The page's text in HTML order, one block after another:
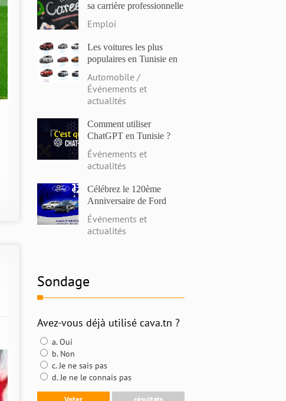
sa carrière professionnelle
Emploi
Les voitures les plus
populaires en Tunisie en
prix et des caractéristiques
Automobile /
Événements et
actualités
Comment utiliser
ChatGPT en Tunisie ?
Événements et
actualités
Célébrez le 120ème
Anniversaire de Ford
avec Alpha Ford en
Tunisie : Profitez de
Remises Exceptionnelles
Événements et
actualités
Sondage
Avez-vous déjà utilisé cava.tn ?
a. Oui
b. Non
c. Je ne sais pas
d. Je ne le connais pas